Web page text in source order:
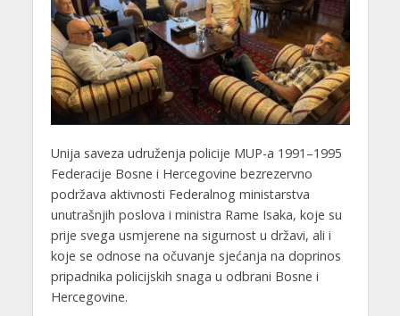
Unija saveza udruženja policije MUP-a 1991–1995
Federacije Bosne i Hercegovine bezrezervno
podržava aktivnosti Federalnog ministarstva
unutrašnjih poslova i ministra Rame Isaka, koje su
prije svega usmjerene na sigurnost u državi, ali i
koje se odnose na očuvanje sjećanja na doprinos
pripadnika policijskih snaga u odbrani Bosne i
Hercegovine.